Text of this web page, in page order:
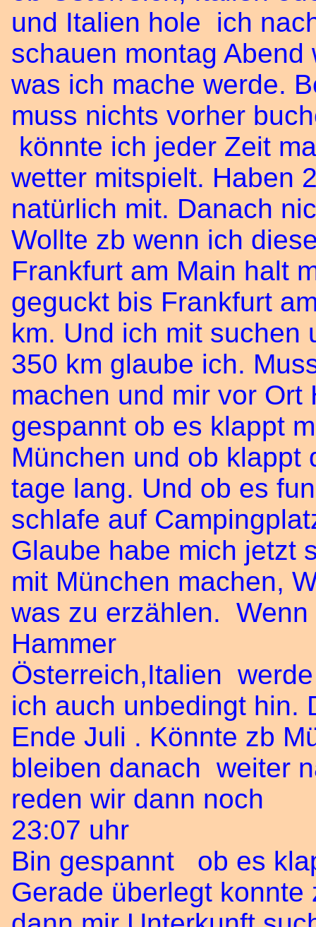
und Italien hole ich
schauen montag
was ich mache werde.
muss nichts vorher
könnte ich jeder Zeit
wetter mitspielt. Haben
natürlich mit. Danach
Wollte zb wenn ich
Frankfurt am Main halt
geguckt bis Frankfurt
km. Und ich mit suchen
350 km glaube ich.
machen und mir vor
gespannt ob es klappt
München und ob klappt
tage lang. Und ob es
schlafe auf
Glaube habe mich jetzt
mit München machen,
was zu erzählen.
Hammer
Österreich,Italien
ich auch unbedingt hin.
Ende Juli . Könnte zb
bleiben danach weiter
reden wir dann noch
23:07 uhr
Bin gespannt ob es
Gerade überlegt konnte